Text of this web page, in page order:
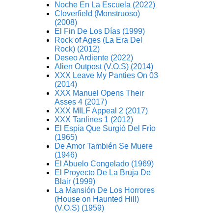
Noche En La Escuela (2022)
Cloverfield (Monstruoso)
(2008)
El Fin De Los Días (1999)
Rock of Ages (La Era Del
Rock) (2012)
Deseo Ardiente (2022)
Alien Outpost (V.O.S) (2014)
XXX Leave My Panties On 03
(2014)
XXX Manuel Opens Their
Asses 4 (2017)
XXX MILF Appeal 2 (2017)
XXX Tanlines 1 (2012)
El Espía Que Surgió Del Frío
(1965)
De Amor También Se Muere
(1946)
El Abuelo Congelado (1969)
El Proyecto De La Bruja De
Blair (1999)
La Mansión De Los Horrores
(House on Haunted Hill)
(V.O.S) (1959)